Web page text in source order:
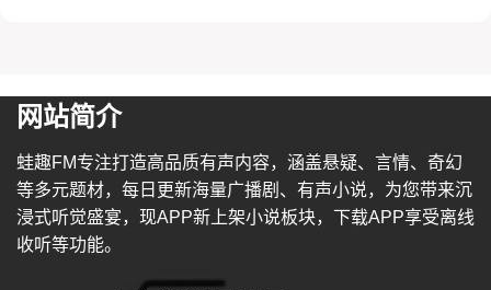
网站简介
蛙趣FM专注打造高品质有声内容，涵盖悬疑、言情、奇幻
等多元题材，每日更新海量广播剧、有声小说，为您带来沉
浸式听觉盛宴，现APP新上架小说板块，下载APP享受离线
收听等功能。